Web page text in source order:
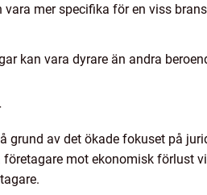
mer specifika för en viss
kan vara dyrare än andra
grund av det ökade fokuset på
mot ekonomisk förlust